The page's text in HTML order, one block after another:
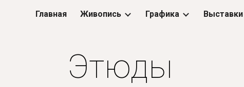
Skip to main content Skip to navigation
Главная Живопись Графика Выставки
Этюды